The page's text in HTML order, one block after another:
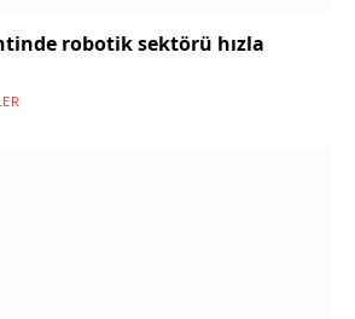
robotik sektörü hızla